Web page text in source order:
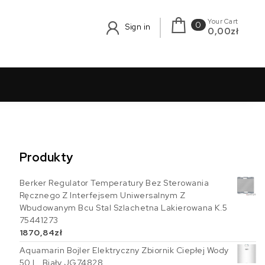
Sign in 0 Your Cart
0,00zł
Produkty
Berker Regulator Temperatury Bez Sterowania
Ręcznego Z Interfejsem Uniwersalnym Z
Wbudowanym Bcu Stal Szlachetna Lakierowana K.5
75441273
1870,84zł
Aquamarin Bojler Elektryczny Zbiornik Ciepłej Wody
50 L, Biały JG74828